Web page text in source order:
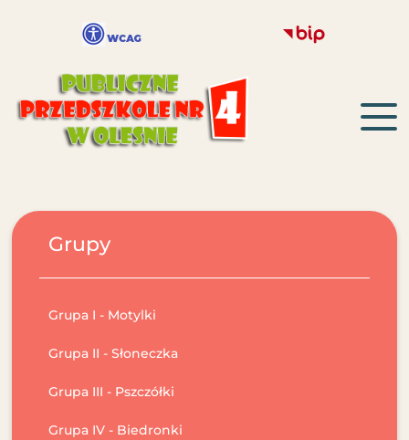
Grupy
Grupa I - Motylki
Grupa II - Słoneczka
Grupa III - Pszczółki
Grupa IV - Biedronki